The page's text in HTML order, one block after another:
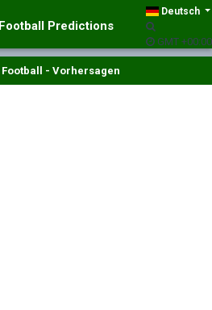
Deutsch
GMT +00:00
Predictions
- Vorhersagen